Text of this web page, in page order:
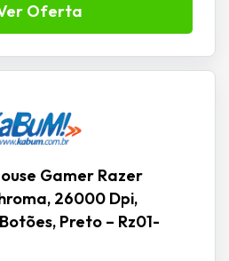
Oferta
Gamer Razer
26000 Dpi,
Preto – Rz01-